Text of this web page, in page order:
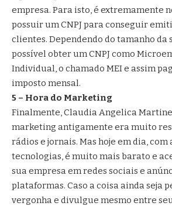
empresa. Para isto, é extremamente
possuir um CNPJ para conseguir
clientes. Dependendo do tamanho da
possível obter um CNPJ como
Individual, o chamado MEI e assim
imposto mensal.
5 – Hora do Marketing
Finalmente, Claudia Angelica
marketing antigamente era muito
rádios e jornais. Mas hoje em dia,
tecnologias, é muito mais barato e
sua empresa em redes sociais e
plataformas. Caso a coisa ainda seja
vergonha e divulgue mesmo entre